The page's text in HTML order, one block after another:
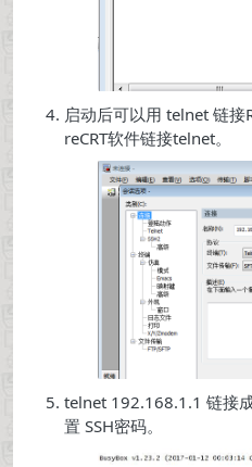
启动后可以用 telnet 链接
reCRT软件链接telnet。
telnet 192.168.1.1 链接
置 SSH密码。